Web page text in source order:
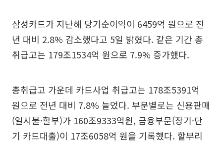
삼성카드가 지난해 당기순이익이 6459억 원으로 전
년 대비 2.8% 감소했다고 5일 밝혔다. 같은 기간 총
취급고는 179조1534억 원으로 7.9% 증가했다.
총취급고 가운데 카드사업 취급고는 178조5391억
원으로 전년 대비 7.8% 늘었다. 부문별로는 신용판매
(일시불·할부)가 160조9333억원, 금융부문(장기·단
기 카드대출)이 17조6058억 원을 기록했다. 할부리